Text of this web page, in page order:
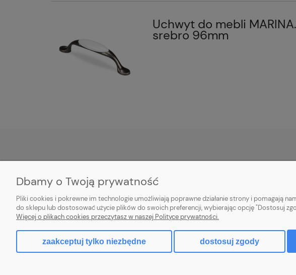
Uchwyt do mebli
srebro 96mm
Warunki zwrotów
Regulamin
Ustawienia konta
Przechowalnia
Dbamy o Twoją prywatność
Pliki cookies i pokrewne im technologie umożliwiają poprawne działanie strony i pomagają
do sklepu lub dostosować użycie plików do swoich preferencji, wybierając opcję "Dostosuj
Więcej o plikach cookies przeczytasz w naszej Polityce prywatności.
zaakceptuj tylko niezbędne dostosuj zgody